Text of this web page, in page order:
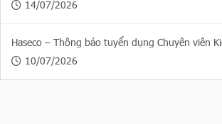
14/07/2026
Haseco – Thông báo tuyển dụng Chuyên viên
10/07/2026